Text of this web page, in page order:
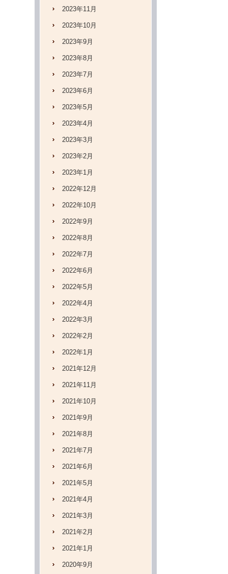
2023年11月
2023年10月
2023年9月
2023年8月
2023年7月
2023年6月
2023年5月
2023年4月
2023年3月
2023年2月
2023年1月
2022年12月
2022年10月
2022年9月
2022年8月
2022年7月
2022年6月
2022年5月
2022年4月
2022年3月
2022年2月
2022年1月
2021年12月
2021年11月
2021年10月
2021年9月
2021年8月
2021年7月
2021年6月
2021年5月
2021年4月
2021年3月
2021年2月
2021年1月
2020年9月